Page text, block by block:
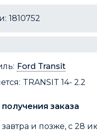
1810752
Ford Transit
TRANSIT 14- 2.2
заказа
и позже, с 28